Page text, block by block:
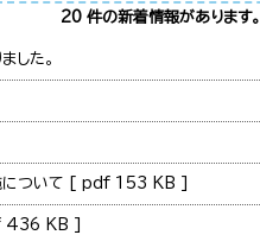
20 件の新着情報があります。
した。
について [ pdf 153 KB ]
436 KB ]